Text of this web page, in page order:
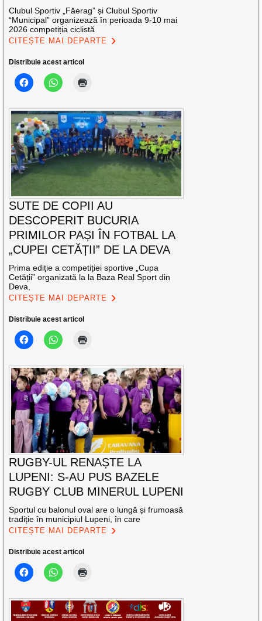
Clubul Sportiv „Făerag” și Clubul Sportiv
“Municipal” organizează în perioada 9-10 mai
2026 competiția ciclistă
CITEȘTE MAI DEPARTE
Distribuie acest articol
SUTE DE COPII AU
DESCOPERIT BUCURIA
PRIMILOR PAȘI ÎN FOTBAL LA
„CUPEI CETĂȚII” DE LA DEVA
Prima ediție a competiției sportive „Cupa
Cetății” organizată la la Baza Real Sport din
Deva,
CITEȘTE MAI DEPARTE
Distribuie acest articol
RUGBY-UL RENAȘTE LA
LUPENI: S-AU PUS BAZELE
RUGBY CLUB MINERUL LUPENI
Sportul cu balonul oval are o lungă și frumoasă
tradiție în municipiul Lupeni, în care
CITEȘTE MAI DEPARTE
Distribuie acest articol